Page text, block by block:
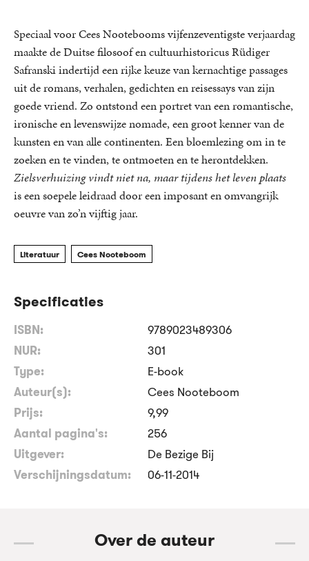
Speciaal voor Cees Nootebooms vijfenzeventigste verjaardag
maakte de Duitse filosoof en cultuurhistoricus Rüdiger
Safranski indertijd een rijke keuze van kernachtige passages
uit de romans, verhalen, gedichten en reisessays van zijn
goede vriend. Zo ontstond een portret van een romantische,
ironische en levenswijze nomade, een groot kenner van de
kunsten en van alle continenten. Een bloemlezing om in te
zoeken en te vinden, te ontmoeten en te herontdekken.
Zielsverhuizing vindt niet na, maar tijdens het leven plaats
is een soepele leidraad door een imposant en omvangrijk
oeuvre van zo’n vijftig jaar.
Literatuur Cees Nooteboom
Specificaties
ISBN:
9789023489306
NUR:
301
Type:
E-book
Auteur(s):
Cees Nooteboom
Prijs:
9,99
Aantal pagina's:
256
Uitgever:
De Bezige Bij
Verschijningsdatum:
06-11-2014
Over de auteur